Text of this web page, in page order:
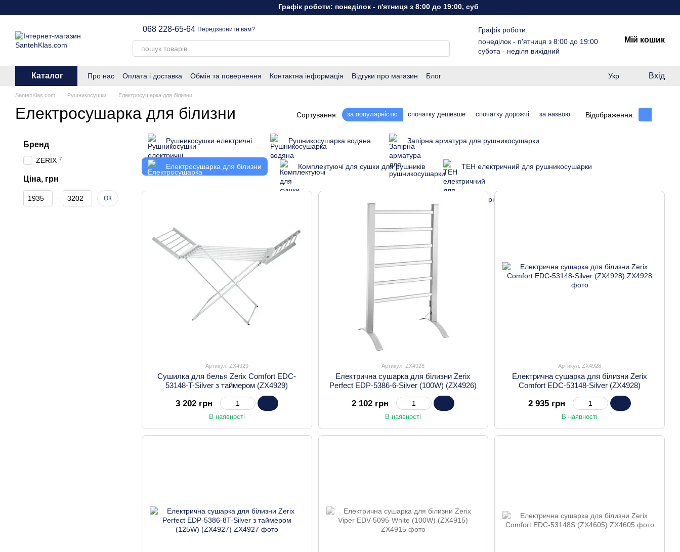
Графік роботи: понеділок - п'ятниця з 8:00 до 19:00, субота - неділя вихідний
068 228-65-64 Передзвонити вам?
Графік роботи:
понеділок - п'ятниця з 8:00 до 19:00
субота - неділя вихідний
Мій кошик
Каталог Про нас Оплата і доставка Обмін та повернення Контактна інформація Відгуки про магазин Блог Укр Вхід
SantehKlas.com Рушникосушки Електросушарка для білизни
Електросушарка для білизни Сортування: за популярністю спочатку дешевше спочатку дорожчі за назвою Відображення:
Рушникосушки електричні Рушникосушарка водяна Запірна арматура для рушникосушарки
Електросушарка для білизни Комплектуючі для сушки для рушників ТЕН електричний для рушникосушарки
Артикул: ZX4929
Сушилка для белья Zerix Comfort EDC-
53148-T-Silver з таймером (ZX4929)
3 202 грн
В наявності
Артикул: ZX4926
Електрична сушарка для білизни Zerix
Perfect EDP-5386-6-Silver (100W) (ZX4926)
2 102 грн
В наявності
Артикул: ZX4928
Електрична сушарка для білизни Zerix
Comfort EDC-53148-Silver (ZX4928)
2 935 грн
В наявності
Бренд
ZERIX 7
Ціна, грн
Від Ціна, грн
До Ціна, грн ОК